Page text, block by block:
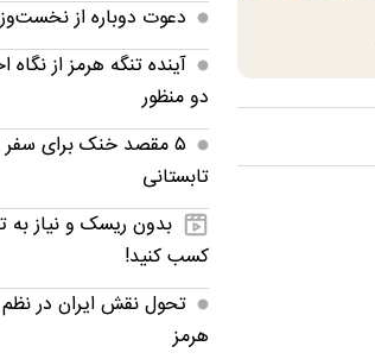
دعوت دوباره از
آینده تنگه هرمز از
دو منظور
تابستانی
بدون ریسک و نیاز به
کسب کنید!
تحول نقش ایران در نظم
هرمز